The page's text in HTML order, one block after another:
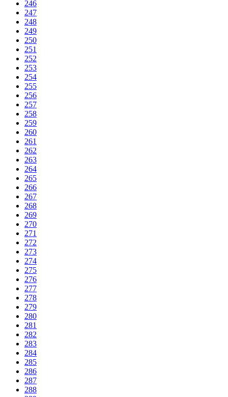
246
247
248
249
250
251
252
253
254
255
256
257
258
259
260
261
262
263
264
265
266
267
268
269
270
271
272
273
274
275
276
277
278
279
280
281
282
283
284
285
286
287
288